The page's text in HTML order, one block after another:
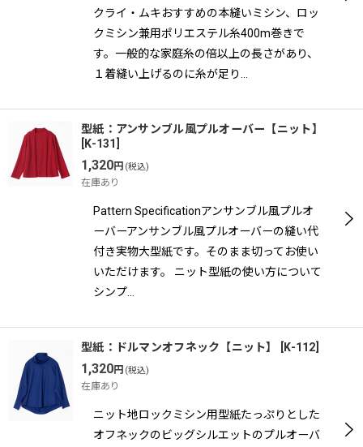
クライ・ムキおすすめの本縫いミシン、ロッ
クミシン兼用ポリエステル糸400m巻きで
す。一般的な家庭糸の倍以上の長さがあり、
１着縫い上げるのに糸が足り…
型紙：アンサンブル風プルオーバー【ニット】
[K-131]
1,320円 (税込)
在庫あり
Pattern Specificationアンサンブル風プルオ
ーバーアンサンブル風プルオーバーの縫い代
付き実物大型紙です。そのまま切ってお使い
いただけます。 ニット型紙の使い方について
シンプ…
型紙：ドルマンオフネック【ニット】 [K-112]
1,320円 (税込)
在庫あり
ニット地ロックミシン用型紙たっぷりとした
オフネックのビッグシルエットのプルオーバ